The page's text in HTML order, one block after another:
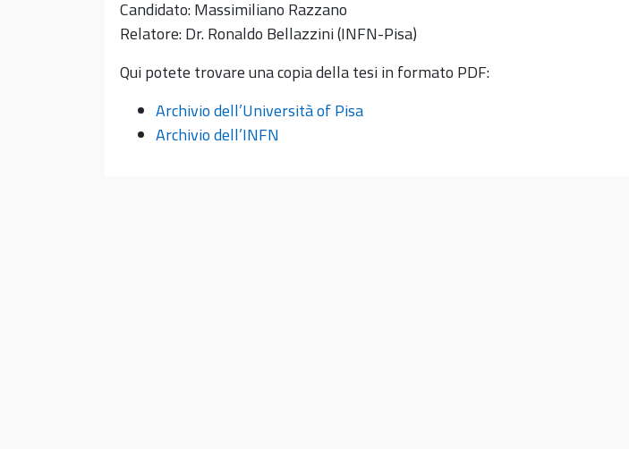
Candidato: Massimiliano Razzano
Relatore: Dr. Ronaldo Bellazzini (INFN-Pisa)
Qui potete trovare una copia della tesi in formato PDF:
Archivio dell’Università of Pisa
Archivio dell’INFN